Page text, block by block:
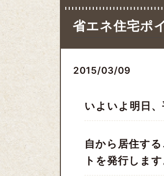
省エネ住宅ポ
2015/03/09
いよいよ明日
自から居住す
トを発行します